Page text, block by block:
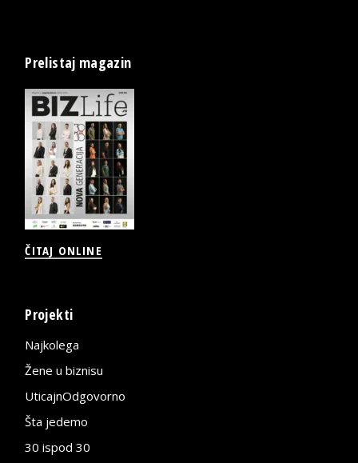
Prelistaj magazin
ČITAJ ONLINE
Projekti
Najkolega
Žene u biznisu
UticajnOdgovorno
Šta jedemo
30 ispod 30